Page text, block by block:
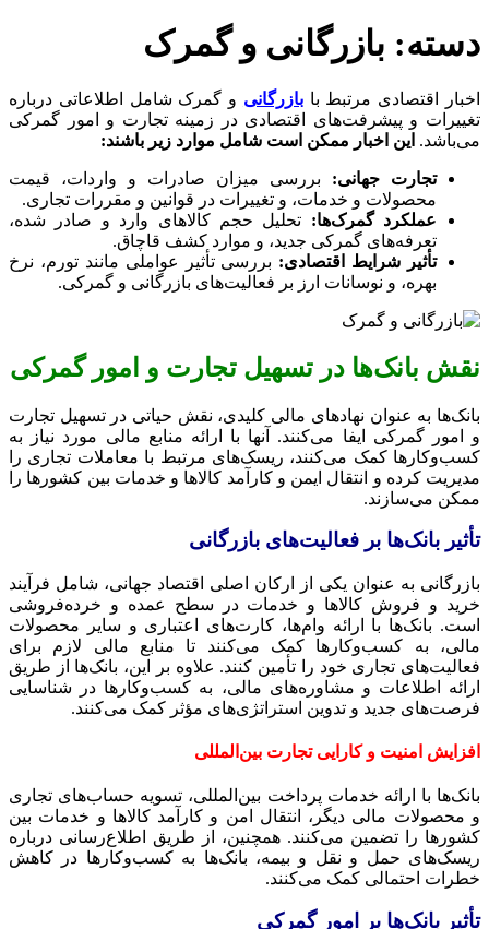
دسته: بازرگانی و گمرک
اخبار اقتصادی مرتبط بابازرگانی و گمرک شامل اطلاعاتی درباره
تغییرات و پیشرفت‌های اقتصادی در زمینه تجارت و امور گمرکی
می‌باشد. این اخبار ممکن است شامل موارد زیر باشند:
تجارت جهانی: بررسی میزان صادرات و واردات، قیمت
محصولات و خدمات، و تغییرات در قوانین و مقررات تجاری.
عملکرد گمرک‌ها: تحلیل حجم کالاهای وارد و صادر شده،
تعرفه‌های گمرکی جدید، و موارد کشف قاچاق.
تأثیر شرایط اقتصادی: بررسی تأثیر عواملی مانند تورم، نرخ
بهره، و نوسانات ارز بر فعالیت‌های بازرگانی و گمرکی.
نقش بانک‌ها در تسهیل تجارت و امور گمرکی
بانک‌ها به عنوان نهادهای مالی کلیدی، نقش حیاتی در تسهیل تجارت
و امور گمرکی ایفا می‌کنند. آنها با ارائه منابع مالی مورد نیاز به
کسب‌وکارها کمک می‌کنند، ریسک‌های مرتبط با معاملات تجاری را
مدیریت کرده و انتقال ایمن و کارآمد کالاها و خدمات بین کشورها را
ممکن می‌سازند.
تأثیر بانک‌ها بر فعالیت‌های بازرگانی
بازرگانی به عنوان یکی از ارکان اصلی اقتصاد جهانی، شامل فرآیند
خرید و فروش کالاها و خدمات در سطح عمده و خرده‌فروشی
است. بانک‌ها با ارائه وام‌ها، کارت‌های اعتباری و سایر محصولات
مالی، به کسب‌وکارها کمک می‌کنند تا منابع مالی لازم برای
فعالیت‌های تجاری خود را تأمین کنند. علاوه بر این، بانک‌ها از طریق
ارائه اطلاعات و مشاوره‌های مالی، به کسب‌وکارها در شناسایی
فرصت‌های جدید و تدوین استراتژی‌های مؤثر کمک می‌کنند.
افزایش امنیت و کارایی تجارت بین‌المللی
بانک‌ها با ارائه خدمات پرداخت بین‌المللی، تسویه حساب‌های تجاری
و محصولات مالی دیگر، انتقال امن و کارآمد کالاها و خدمات بین
کشورها را تضمین می‌کنند. همچنین، از طریق اطلاع‌رسانی درباره
ریسک‌های حمل و نقل و بیمه، بانک‌ها به کسب‌وکارها در کاهش
خطرات احتمالی کمک می‌کنند.
تأثیر بانک‌ها بر امور گمرکی